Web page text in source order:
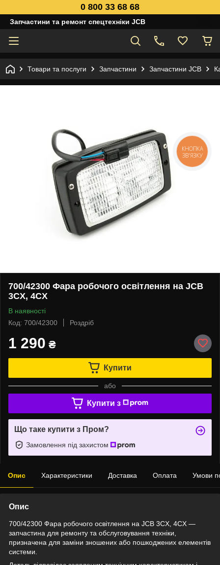
0 800 33 68 68
Запчастини та ремонт спецтехніки JCB
Товари та послуги Запчастини Запчастини JCB
700/42300 Фара робочого освітлення на JCB
3CX, 4CX
В наявності
Код: 700/42300
Роздріб
1 290 ₴
Купити
або
Купити з
Що таке купити з Пром?
Замовлення під захистом
Опис Характеристики Доставка Оплата Умови
Опис
700/42300 Фара робочого освітлення на JCB 3CX, 4CX —
запчастина для ремонту та обслуговування техніки,
призначена для заміни зношених або пошкоджених елементів
системи.
КНОПКА
ЗВ'ЯЗКУ